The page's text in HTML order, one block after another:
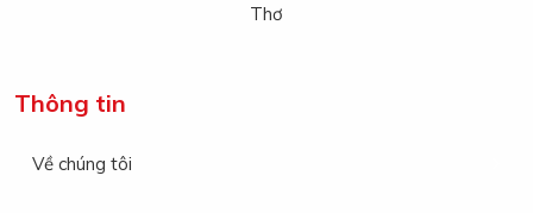
Thông tin
Về chúng tôi
Thơ